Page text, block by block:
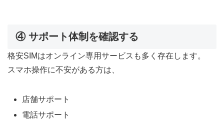
④ サポート体制を確認する
格安SIMはオンライン専用サービスも多く存在します。
スマホ操作に不安がある方は、
店舗サポート
電話サポート